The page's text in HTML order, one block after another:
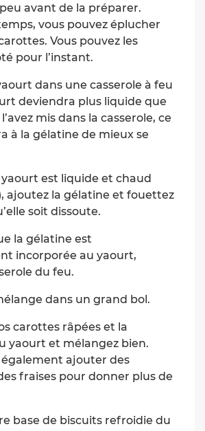
avant de la préparer.
vous pouvez éplucher
Vous pouvez les
pour l’instant.
dans une casserole à feu
deviendra plus liquide que
mis dans la casserole, ce
à la gélatine de mieux se
yaourt est liquide et chaud
ajoutez la gélatine et fouettez
soit dissoute.
la gélatine est
incorporée au yaourt,
du feu.
dans un grand bol.
carottes râpées et la
yaourt et mélangez bien.
également ajouter des
fraises pour donner plus de
base de biscuits refroidie du